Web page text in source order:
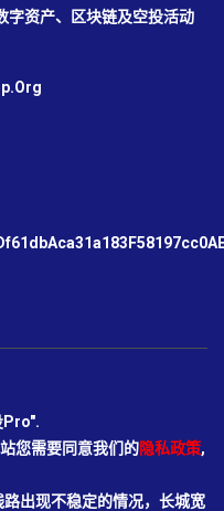
字资产、区块链及空投活动
Pro".
您需要同意我们的隐私政策,
出现不稳定的情况，长城宽